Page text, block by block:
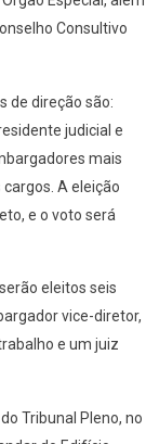
Consultivo
de direção são:
judicial e
mais
A eleição
e o voto será
eleitos seis
vice-diretor,
e um juiz
Tribunal Pleno, no